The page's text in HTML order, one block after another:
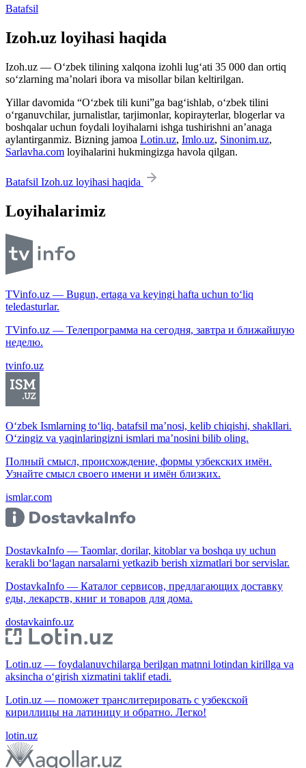
Batafsil
Izoh.uz loyihasi haqida
Izoh.uz — O‘zbek tilining xalqona izohli lug‘ati 35 000 dan ortiq
so‘zlarning ma’nolari ibora va misollar bilan keltirilgan.
Yillar davomida “O‘zbek tili kuni”ga bag‘ishlab, o‘zbek tilini
o‘rganuvchilar, jurnalistlar, tarjimonlar, kopirayterlar, blogerlar va
boshqalar uchun foydali loyihalarni ishga tushirishni an’anaga
aylantirganmiz. Bizning jamoa Lotin.uz, Imlo.uz, Sinonim.uz,
Sarlavha.com loyihalarini hukmingizga havola qilgan.
Batafsil Izoh.uz loyihasi haqida
Loyihalarimiz
TVinfo.uz — Bugun, ertaga va keyingi hafta uchun to‘liq
teledasturlar.
TVinfo.uz — Телепрограмма на сегодня, завтра и ближайшую
неделю.
tvinfo.uz
O‘zbek Ismlarning to‘liq, batafsil ma’nosi, kelib chiqishi, shakllari.
O‘zingiz va yaqinlaringizni ismlari ma’nosini bilib oling.
Полный смысл, происхождение, формы узбекских имён.
Узнайте смысл своего имени и имён близких.
ismlar.com
DostavkaInfo — Taomlar, dorilar, kitoblar va boshqa uy uchun
kerakli bo‘lagan narsalarni yetkazib berish xizmatlari bor servislar.
DostavkaInfo — Каталог сервисов, предлагающих доставку
еды, лекарств, книг и товаров для дома.
dostavkainfo.uz
Lotin.uz — foydalanuvchilarga berilgan matnni lotindan kirillga va
aksincha o‘girish xizmatini taklif etadi.
Lotin.uz — поможет транслитерировать с узбекской
кириллицы на латиницу и обратно. Легко!
lotin.uz